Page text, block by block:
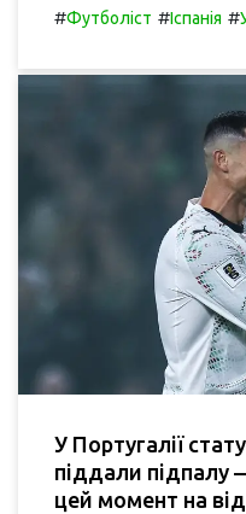
#Футболіст #Іспанія #
У Португалії
піддали підпалу
цей момент на